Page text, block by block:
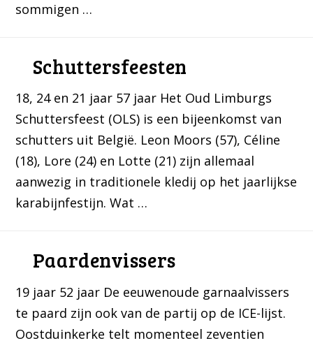
sommigen …
Schuttersfeesten
18, 24 en 21 jaar 57 jaar Het Oud Limburgs
Schuttersfeest (OLS) is een bijeenkomst van
schutters uit België. Leon Moors (57), Céline
(18), Lore (24) en Lotte (21) zijn allemaal
aanwezig in traditionele kledij op het jaarlijkse
karabijnfestijn. Wat …
Paardenvissers
19 jaar 52 jaar De eeuwenoude garnaalvissers
te paard zijn ook van de partij op de ICE-lijst.
Oostduinkerke telt momenteel zeventien